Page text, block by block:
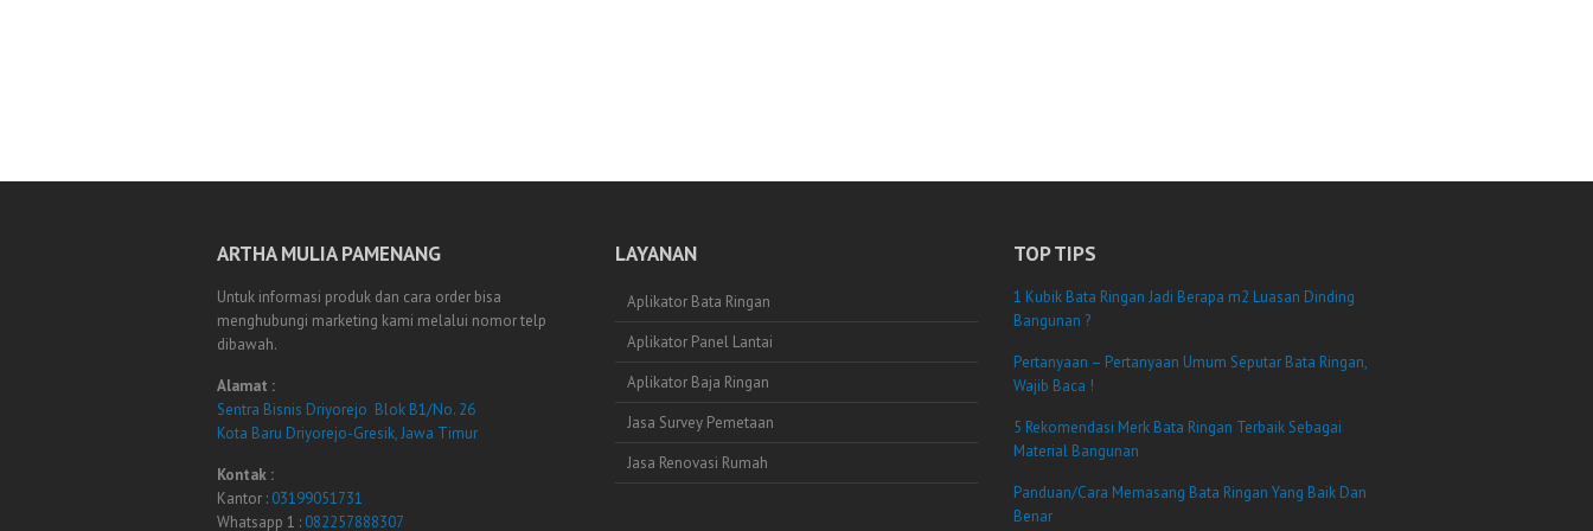
ARTHA MULIA PAMENANG
Untuk informasi produk dan cara order bisa
menghubungi marketing kami melalui nomor telp
dibawah.
Alamat :
Sentra Bisnis Driyorejo Blok B1/No. 26
Kota Baru Driyorejo-Gresik, Jawa Timur
Kontak :
Kantor : 03199051731
Whatsapp 1 : 082257888307
LAYANAN
Aplikator Bata Ringan
Aplikator Panel Lantai
Aplikator Baja Ringan
Jasa Survey Pemetaan
Jasa Renovasi Rumah
TOP TIPS
1 Kubik Bata Ringan Jadi Berapa m2 Luasan Dinding
Bangunan ?
Pertanyaan – Pertanyaan Umum Seputar Bata Ringan,
Wajib Baca !
5 Rekomendasi Merk Bata Ringan Terbaik Sebagai
Material Bangunan
Panduan/Cara Memasang Bata Ringan Yang Baik Dan
Benar